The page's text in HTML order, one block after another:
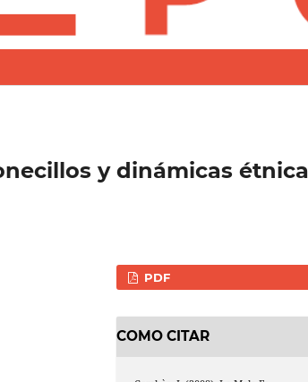
y dinámicas
PDF
COMO CITAR